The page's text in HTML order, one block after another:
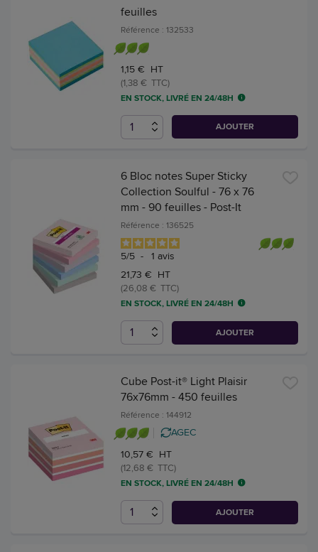
feuilles
Référence : 132533
1,15 € HT
(1,38 € TTC)
EN STOCK, LIVRÉ EN 24/48H
AJOUTER
6 Bloc notes Super Sticky
Collection Soulful - 76 x 76
mm - 90 feuilles - Post-It
Référence : 136525
5/5 - 1 avis
21,73 € HT
(26,08 € TTC)
EN STOCK, LIVRÉ EN 24/48H
AJOUTER
Cube Post-it® Light Plaisir
76x76mm - 450 feuilles
Référence : 144912
AGEC
10,57 € HT
(12,68 € TTC)
EN STOCK, LIVRÉ EN 24/48H
AJOUTER